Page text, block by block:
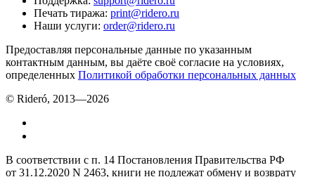
Печать тиража: print@ridero.ru
Наши услуги: order@ridero.ru
Предоставляя персональные данные по указанным
контактным данным, вы даёте своё согласие на условиях,
определенных Политикой обработки персональных данных
© Rideró, 2013—2026
В соответствии с п. 14 Постановления Правительства РФ
от 31.12.2020 N 2463, книги не подлежат обмену и возврату